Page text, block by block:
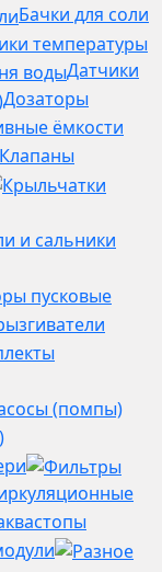
Бачки для соли
Датчики
Дозаторы
ёмкости
Клапаны
и сальники
пусковые
(помпы)